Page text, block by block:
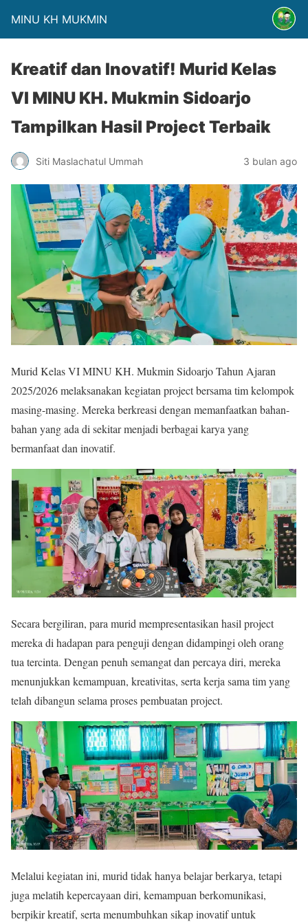
MINU KH MUKMIN
Kreatif dan Inovatif! Murid Kelas
VI MINU KH. Mukmin Sidoarjo
Tampilkan Hasil Project Terbaik
Siti Maslachatul Ummah 3 bulan ago
Murid Kelas VIMINU KH. Mukmin SidoarjoTahun Ajaran
2025/2026 melaksanakan kegiatan project bersama tim kelompok
masing-masing. Mereka berkreasi dengan memanfaatkan bahan-
bahan yang ada di sekitar menjadi berbagai karya yang
bermanfaat dan inovatif.
Secara bergiliran, para murid mempresentasikan hasil project
mereka di hadapan para penguji dengan didampingi oleh orang
tua tercinta. Dengan penuh semangat dan percaya diri, mereka
menunjukkan kemampuan, kreativitas, serta kerja sama tim yang
telah dibangun selama proses pembuatan project.
Melalui kegiatan ini, murid tidak hanya belajar berkarya, tetapi
juga melatih kepercayaan diri, kemampuan berkomunikasi,
berpikir kreatif, serta menumbuhkan sikap inovatif untuk